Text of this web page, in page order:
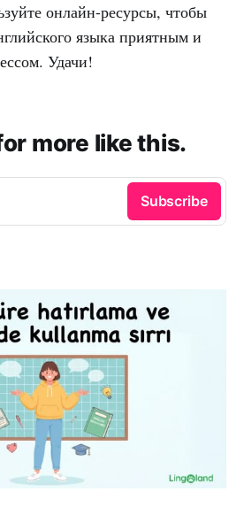
онлайн-ресурсы, чтобы
языка приятным и
Удачи!
more like this.
Subscribe